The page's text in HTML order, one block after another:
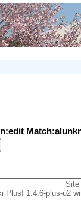
Plus! 1.4.6-plus-u2